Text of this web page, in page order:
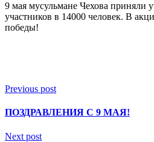
9 мая мусульмане Чехова приняли
участников в 14000 человек. В
победы!
Previous post
ПОЗДРАВЛЕНИЯ С 9 МАЯ!
Next post